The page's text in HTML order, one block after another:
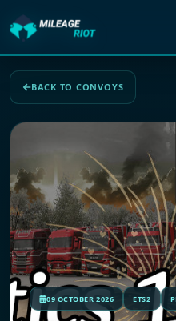
BACK TO CONVOYS
09 OCTOBER 2026 ETS2